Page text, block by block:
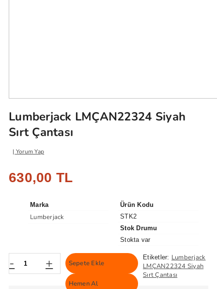
Lumberjack LMÇAN22324 Siyah
Sırt Çantası
Yorum Yap
630,00 TL
Marka
Lumberjack
Ürün Kodu
STK2
Stok Drumu
Stokta var
- + Sepete Ekle
Hemen Al
Etiketler: Lumberjack
LMÇAN22324 Siyah
Sırt Çantası